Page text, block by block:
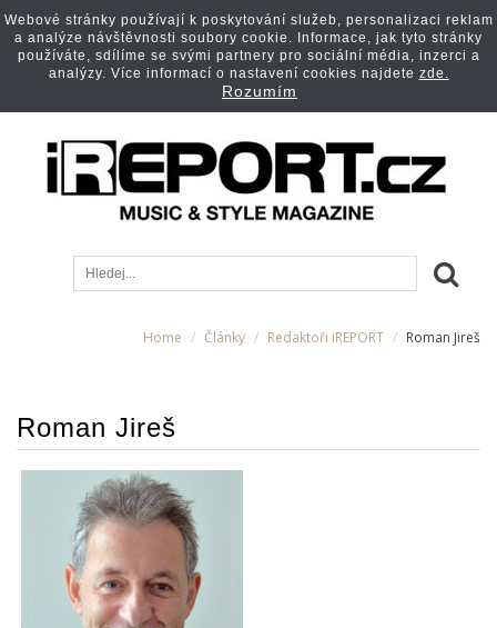
Home Články Redaktoři iREPORT Roman Jireš
Roman Jireš
Webové stránky používají k poskytování služeb, personalizaci reklam
a analýze návštěvnosti soubory cookie. Informace, jak tyto stránky
používáte, sdílíme se svými partnery pro sociální média, inzerci a
analýzy. Více informací o nastavení cookies najdete zde.
Rozumím